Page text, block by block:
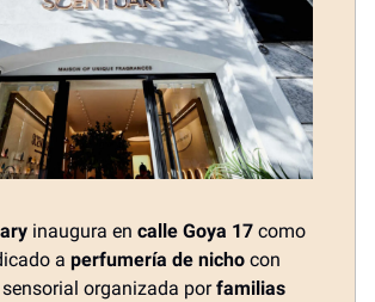
inaugura en calle Goya 17 como
a perfumería de nicho con
organizada porfamilias